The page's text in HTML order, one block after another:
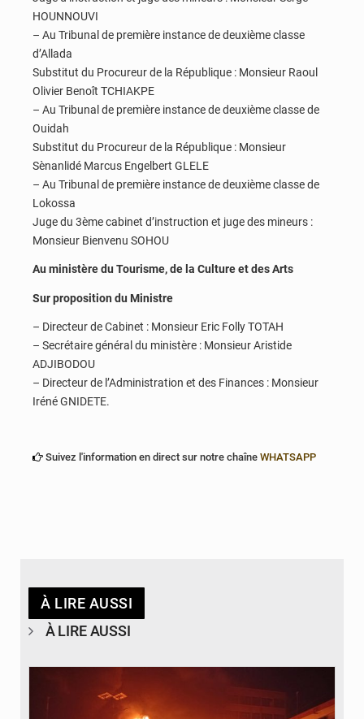
HOUNNOUVI
– Au Tribunal de première instance de deuxième classe
d’Allada
Substitut du Procureur de la République : Monsieur Raoul
Olivier Benoît TCHIAKPE
– Au Tribunal de première instance de deuxième classe de
Ouidah
Substitut du Procureur de la République : Monsieur
Sènanlidé Marcus Engelbert GLELE
– Au Tribunal de première instance de deuxième classe de
Lokossa
Juge du 3ème cabinet d’instruction et juge des mineurs :
Monsieur Bienvenu SOHOU
Au ministère du Tourisme, de la Culture et des Arts
Sur proposition du Ministre
– Directeur de Cabinet : Monsieur Eric Folly TOTAH
– Secrétaire général du ministère : Monsieur Aristide
ADJIBODOU
– Directeur de l’Administration et des Finances : Monsieur
Iréné GNIDETE.
Suivez l'information en direct sur notre chaîne WHATSAPP
À LIRE AUSSI
À LIRE AUSSI